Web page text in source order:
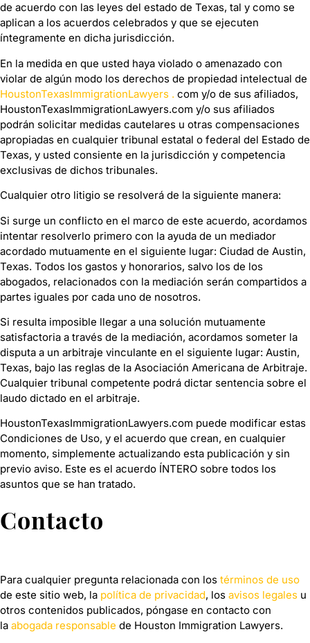
de acuerdo con las leyes del estado de Texas, tal y como se
aplican a los acuerdos celebrados y que se ejecuten
íntegramente en dicha jurisdicción.
En la medida en que usted haya violado o amenazado con
violar de algún modo los derechos de propiedad intelectual de
HoustonTexasImmigrationLawyers . com y/o de sus afiliados,
HoustonTexasImmigrationLawyers.com y/o sus afiliados
podrán solicitar medidas cautelares u otras compensaciones
apropiadas en cualquier tribunal estatal o federal del Estado de
Texas, y usted consiente en la jurisdicción y competencia
exclusivas de dichos tribunales.
Cualquier otro litigio se resolverá de la siguiente manera:
Si surge un conflicto en el marco de este acuerdo, acordamos
intentar resolverlo primero con la ayuda de un mediador
acordado mutuamente en el siguiente lugar: Ciudad de Austin,
Texas. Todos los gastos y honorarios, salvo los de los
abogados, relacionados con la mediación serán compartidos a
partes iguales por cada uno de nosotros.
Si resulta imposible llegar a una solución mutuamente
satisfactoria a través de la mediación, acordamos someter la
disputa a un arbitraje vinculante en el siguiente lugar: Austin,
Texas, bajo las reglas de la Asociación Americana de Arbitraje.
Cualquier tribunal competente podrá dictar sentencia sobre el
laudo dictado en el arbitraje.
HoustonTexasImmigrationLawyers.com puede modificar estas
Condiciones de Uso, y el acuerdo que crean, en cualquier
momento, simplemente actualizando esta publicación y sin
previo aviso. Este es el acuerdo ÍNTERO sobre todos los
asuntos que se han tratado.
Contacto
Para cualquier pregunta relacionada con los términos de uso
de este sitio web, la política de privacidad, los avisos legales u
otros contenidos publicados, póngase en contacto con
la abogada responsable de Houston Immigration Lawyers.